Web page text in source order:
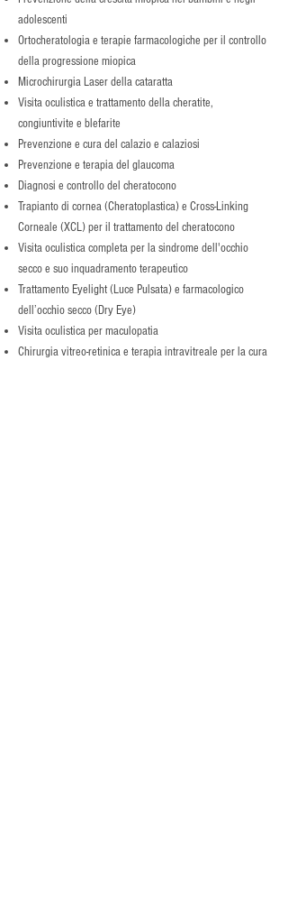
adolescenti
Ortocheratologia e terapie farmacologiche per il controllo
della progressione miopica
Microchirurgia Laser della cataratta
Visita oculistica e trattamento della cheratite,
congiuntivite e blefarite
Prevenzione e cura del calazio e calaziosi
Prevenzione e terapia del glaucoma
Diagnosi e controllo del cheratocono
Trapianto di cornea (Cheratoplastica) e Cross-Linking
Corneale (XCL) per il trattamento del cheratocono
Visita oculistica completa per la sindrome dell'occhio
secco e suo inquadramento terapeutico
Trattamento Eyelight (Luce Pulsata) e farmacologico
dell’occhio secco (Dry Eye)
Visita oculistica per maculopatia
Chirurgia vitreo-retinica e terapia intravitreale per la cura